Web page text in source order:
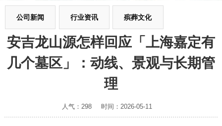
公司新闻 行业资讯 殡葬文化
安吉龙山源怎样回应「上海嘉定有
几个墓区」：动线、景观与长期管
理
人气：298 时间：2026-05-11